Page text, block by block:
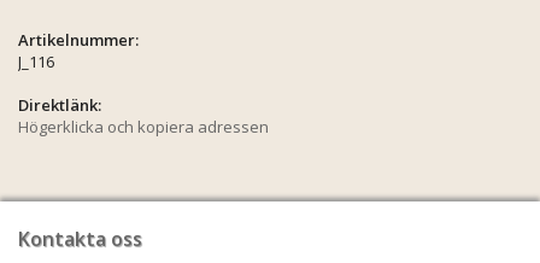
Artikelnummer:
J_116
Direktlänk:
Högerklicka och kopiera adressen
Kontakta oss